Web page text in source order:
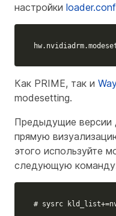
настройки
Как PRIME, так и
modesetting.
Предыдущие версии
прямую
этого используйте
следующую
# sysrc